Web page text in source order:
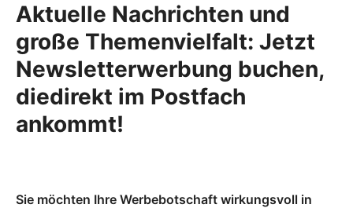
Aktuelle Nachrichten und
große Themenvielfalt: Jetzt
Newsletterwerbung buchen,
diedirekt im Postfach
ankommt!
Sie möchten Ihre Werbebotschaft wirkungsvoll in